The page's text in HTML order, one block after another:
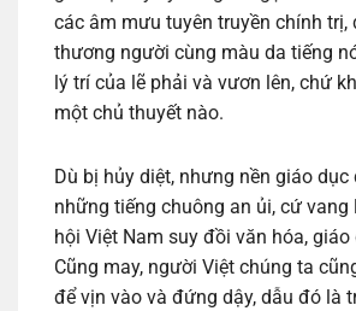
các âm mưu tuyên truyền chính trị,
thương người cùng màu da tiếng
lý trí của lẽ phải và vươn lên, chứ
một chủ thuyết nào.
Dù bị hủy diệt, nhưng nền giáo
những tiếng chuông an ủi, cứ vang
hội Việt Nam suy đồi văn hóa, giáo
Cũng may, người Việt chúng ta
để vịn vào và đứng dậy, dẫu đó là